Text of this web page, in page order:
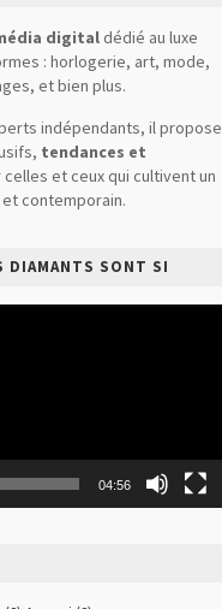
digital dédié au luxe
: horlogerie, art, mode,
et bien plus.
indépendants, il propose
tendances et
celles et ceux qui cultivent un
contemporain.
DIAMANTS SONT SI
04:56